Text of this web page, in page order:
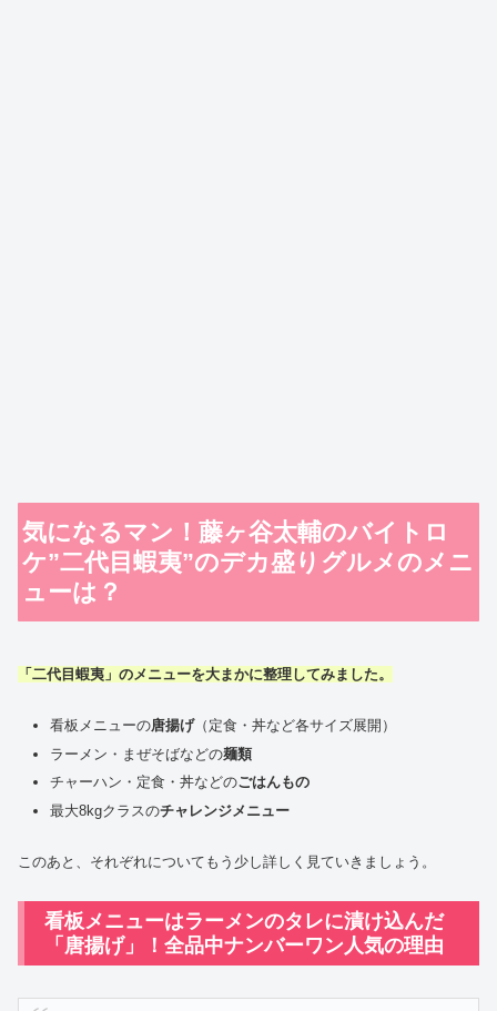
気になるマン！藤ヶ谷太輔のバイトロ
ケ”二代目蝦夷”のデカ盛りグルメのメニ
ューは？
「二代目蝦夷」のメニューを大まかに整理してみました。
看板メニューの唐揚げ（定食・丼など各サイズ展開）
ラーメン・まぜそばなどの麺類
チャーハン・定食・丼などのごはんもの
最大8kgクラスのチャレンジメニュー
このあと、それぞれについてもう少し詳しく見ていきましょう。
看板メニューはラーメンのタレに漬け込んだ
「唐揚げ」！全品中ナンバーワン人気の理由